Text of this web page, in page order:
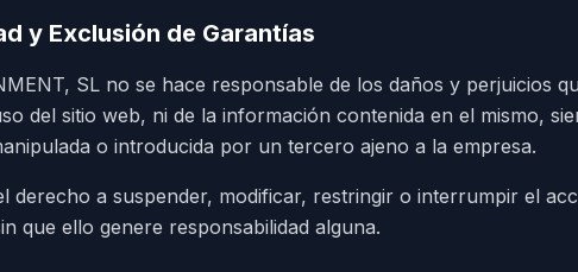
y Exclusión de Garantías
SL no se hace responsable de los daños y perjuicios
del sitio web, ni de la información contenida en el mismo,
o introducida por un tercero ajeno a la empresa.
derecho a suspender, modificar, restringir o interrumpir el
que ello genere responsabilidad alguna.